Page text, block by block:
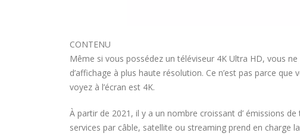
CONTENU
Même si vous possédez un téléviseur 4K Ultra HD, vous
d’affichage à plus haute résolution. Ce n’est pas parce
voyez à l’écran est 4K.
À partir de 2021, il y a un nombre croissant d’ émissions
services par câble, satellite ou streaming prend en charge